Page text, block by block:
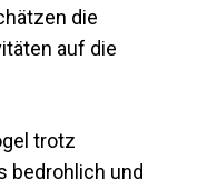
die
auf die
trotz
bedrohlich und